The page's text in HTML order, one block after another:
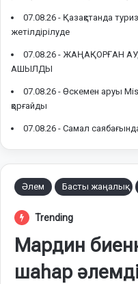
Әлем Басты жаңалық
Trending
Мардин
шаһар
07.08.26 - Қазақстанда
жетілдірілуде
07.08.26 - ЖАҢАҚОРҒАН
АШЫЛДЫ
07.08.26 - Өскемен аруы
қорғайды
07.08.26 - Самал